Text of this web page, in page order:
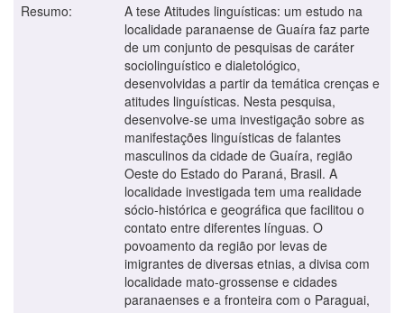
Resumo:
A tese Atitudes linguísticas: um estudo na
localidade paranaense de Guaíra faz parte
de um conjunto de pesquisas de caráter
sociolinguístico e dialetológico,
desenvolvidas a partir da temática crenças e
atitudes linguísticas. Nesta pesquisa,
desenvolve-se uma investigação sobre as
manifestações linguísticas de falantes
masculinos da cidade de Guaíra, região
Oeste do Estado do Paraná, Brasil. A
localidade investigada tem uma realidade
sócio-histórica e geográfica que facilitou o
contato entre diferentes línguas. O
povoamento da região por levas de
imigrantes de diversas etnias, a divisa com
localidade mato-grossense e cidades
paranaenses e a fronteira com o Paraguai,